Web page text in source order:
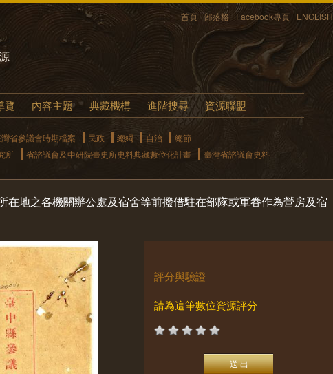
首頁 部落格 Facebook專頁 ENGLISH
覽 內容主題 典藏機構 進階搜尋 資源聯盟
省參議會時期檔案 民政 總綱 自治
總節
所 省諮議會及中研院臺史所史料典藏數位化計畫 臺灣省諮議會史料
在地之各機關辦公處及宿舍等前撥借駐在部隊或軍眷作為營房及宿
評分與驗證
請為這筆數位資源評分